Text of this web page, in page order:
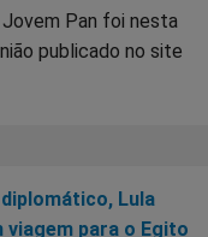
Pan foi nesta
publicado no site
diplomático, Lula
viagem para o Egito